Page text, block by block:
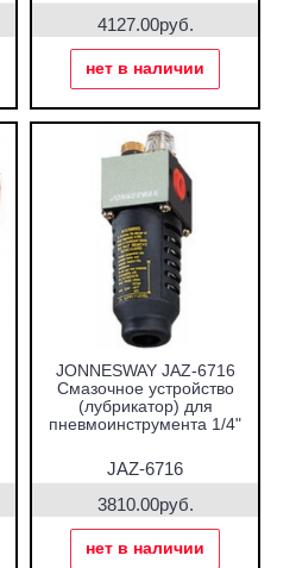
4127.00руб.
нет в наличии
JONNESWAY JAZ-6716
Смазочное устройство
(лубрикатор) для
пневмоинструмента 1/4"
JAZ-6716
3810.00руб.
нет в наличии